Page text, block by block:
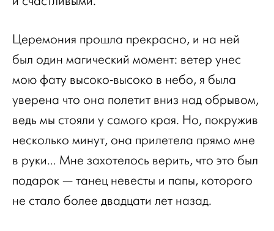
Церемония прошла прекрасно, и на ней
был один магический момент: ветер унес
мою фату высоко-высоко в небо, я была
уверена что она полетит вниз над обрывом,
ведь мы стояли у самого края. Но, покружив
несколько минут, она прилетела прямо мне
в руки… Мне захотелось верить, что это был
подарок — танец невесты и папы, которого
не стало более двадцати лет назад.